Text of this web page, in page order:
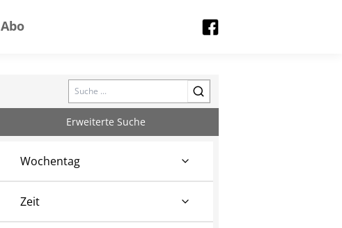
Abo
Search
Erweiterte Suche
Wochentag
Zeit